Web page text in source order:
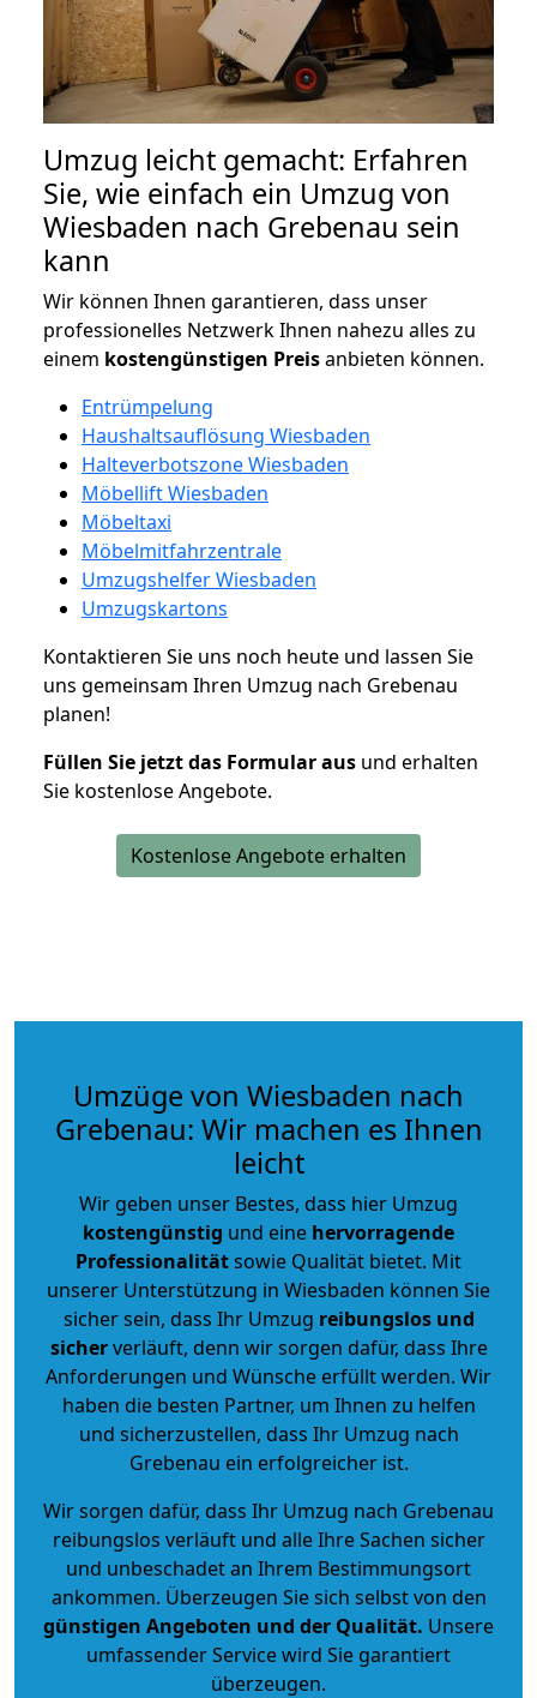
Umzug leicht gemacht: Erfahren
Sie, wie einfach ein Umzug von
Wiesbaden nach Grebenau sein
kann
Wir können Ihnen garantieren, dass unser
professionelles Netzwerk Ihnen nahezu alles zu
einem kostengünstigen Preisanbieten können.
Entrümpelung
Haushaltsauflösung Wiesbaden
Halteverbotszone Wiesbaden
Möbellift Wiesbaden
Möbeltaxi
Möbelmitfahrzentrale
Umzugshelfer Wiesbaden
Umzugskartons
Kontaktieren Sie uns noch heute und lassen Sie
uns gemeinsam Ihren Umzug nach Grebenau
planen!
Füllen Sie jetzt das Formular aus und erhalten
Sie kostenlose Angebote.
Kostenlose Angebote erhalten
Umzüge von Wiesbaden nach
Grebenau: Wir machen es Ihnen
leicht
Wir geben unser Bestes, dass hier Umzug
kostengünstig und eine hervorragende
Professionalitätsowie Qualität bietet. Mit
unserer Unterstützung in Wiesbaden können Sie
sicher sein, dass Ihr Umzug reibungslos und
sicherverläuft, denn wir sorgen dafür, dass Ihre
Anforderungen und Wünsche erfüllt werden. Wir
haben die besten Partner, um Ihnen zu helfen
und sicherzustellen, dass Ihr Umzug nach
Grebenau ein erfolgreicher ist.
Wir sorgen dafür, dass Ihr Umzug nach Grebenau
reibungslos verläuft und alle Ihre Sachen sicher
und unbeschadet an Ihrem Bestimmungsort
ankommen. Überzeugen Sie sich selbst von den
günstigen Angeboten und der Qualität. Unsere
umfassender Service wird Sie garantiert
überzeugen.